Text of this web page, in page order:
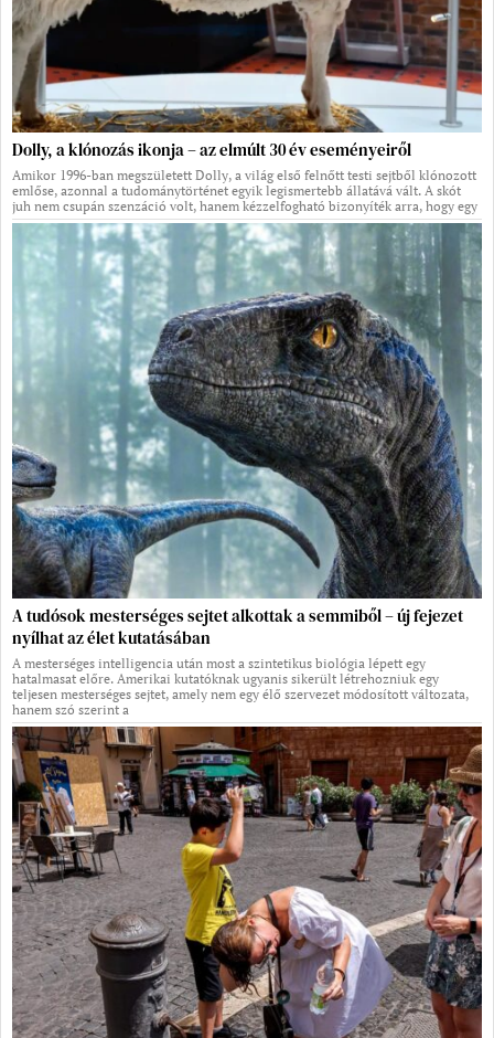
Dolly, a klónozás ikonja – az elmúlt 30 év eseményeiről
Amikor 1996-ban megszületett Dolly, a világ első felnőtt testi sejtből klónozott
emlőse, azonnal a tudománytörténet egyik legismertebb állatává vált. A skót
juh nem csupán szenzáció volt, hanem kézzelfogható bizonyíték arra, hogy egy
A tudósok mesterséges sejtet alkottak a semmiből – új fejezet
nyílhat az élet kutatásában
A mesterséges intelligencia után most a szintetikus biológia lépett egy
hatalmasat előre. Amerikai kutatóknak ugyanis sikerült létrehozniuk egy
teljesen mesterséges sejtet, amely nem egy élő szervezet módosított változata,
hanem szó szerint a